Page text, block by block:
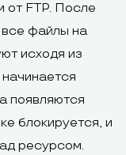
от FTP. После
файлы на
исходя из
появляются
блокируется, и
ресурсом.